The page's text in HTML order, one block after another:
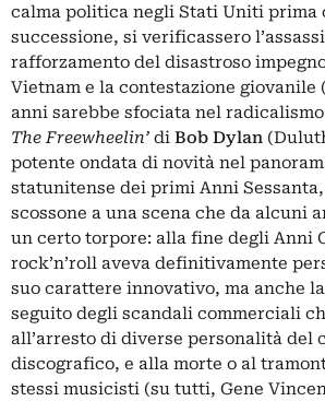
calma politica negli Stati Uniti prima
successione, si verificassero
rafforzamento del disastroso
Vietnam e la contestazione giovanile
anni sarebbe sfociata nel
The Freewheelin’ di Bob Dylan
potente ondata di novità nel
statunitense dei primi Anni
scossone a una scena che da alcuni
un certo torpore: alla fine degli Anni
rock’n’roll aveva definitivamente
suo carattere innovativo, ma anche
seguito degli scandali commerciali
all’arresto di diverse personalità del
discografico, e alla morte o al
stessi musicisti (su tutti, Gene